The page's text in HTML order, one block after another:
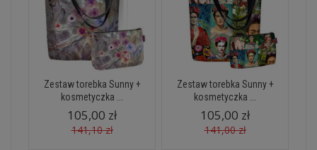
Zestaw torebka Sunny +
kosmetyczka ...
105,00 zł
141,10 zł
Zestaw torebka Sunny +
kosmetyczka ...
105,00 zł
141,00 zł